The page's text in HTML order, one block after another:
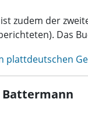
zudem der
Das
plattdeutschen
Battermann